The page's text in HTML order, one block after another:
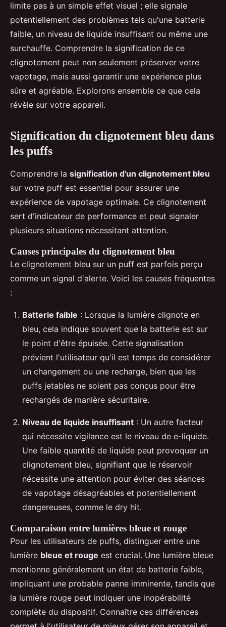
limite pas à un simple effet visuel ; elle signale
potentiellement des problèmes tels qu'une batterie
faible, un niveau de liquide insuffisant ou même une
surchauffe. Comprendre la signification de ce
clignotement peut non seulement préserver votre
vapotage, mais aussi garantir une expérience plus
sûre et agréable. Explorons ensemble ce que cela
révèle sur votre appareil.
Signification du clignotement bleu dans
les puffs
Comprendre la signification d'un clignotement bleu
sur votre puff est essentiel pour assurer une
expérience de vapotage optimale. Ce clignotement
sert d'indicateur de performance et peut signaler
plusieurs situations nécessitant attention.
Causes principales du clignotement bleu
Le clignotement bleu sur un puff est parfois perçu
comme un signal d'alerte. Voici les causes fréquentes
:
Batterie faible : Lorsque la lumière clignote en
bleu, cela indique souvent que la batterie est sur
le point d'être épuisée. Cette signalisation
prévient l'utilisateur qu'il est temps de considérer
un changement ou une recharge, bien que les
puffs jetables ne soient pas conçus pour être
rechargés de manière sécuritaire.
Niveau de liquide insuffisant : Un autre facteur
qui nécessite vigilance est le niveau de e-liquide.
Une faible quantité de liquide peut provoquer un
clignotement bleu, signifiant que le réservoir
nécessite une attention pour éviter des séances
de vapotage désagréables et potentiellement
dangereuses, comme le dry hit.
Comparaison entre lumières bleue et rouge
Pour les utilisateurs de puffs, distinguer entre une
lumière bleue et rouge est crucial. Une lumière bleue
mentionne généralement un état de batterie faible,
impliquant une probable panne imminente, tandis que
la lumière rouge peut indiquer une inopérabilité
complète du dispositif. Connaître ces différences